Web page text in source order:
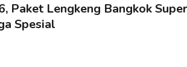
Paket Lengkeng Bangkok Super
Spesial